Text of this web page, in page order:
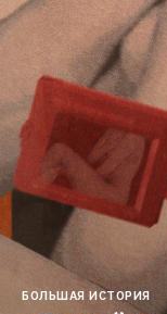
БОЛЬШАЯ ИСТОРИЯ